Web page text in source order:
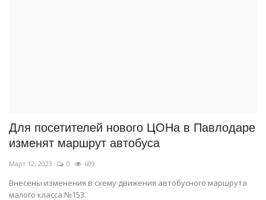
Для посетителей нового ЦОНа в Павлодаре
изменят маршрут автобуса
Март 12, 2023 0 609
Внесены изменения в схему движения автобусного маршрута
малого класса №153.